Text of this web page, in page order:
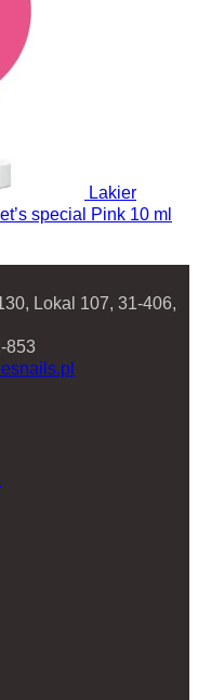
Lakier
special Pink 10 ml
Lokal 107, 31-406,
853